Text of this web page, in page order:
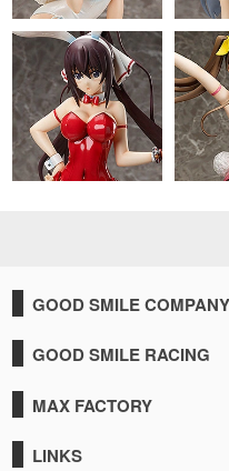
GOOD SMILE COMPANY
GOOD SMILE RACING
MAX FACTORY
LINKS